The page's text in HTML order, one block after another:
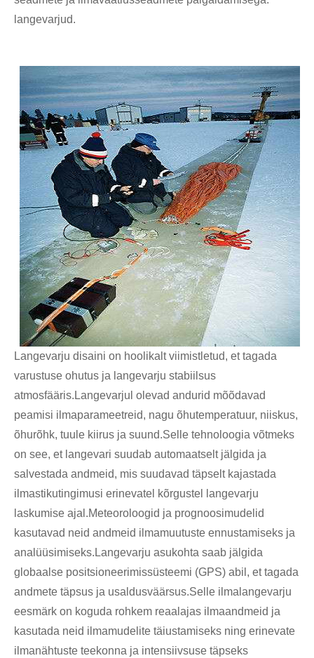
langevarjud.
Langevarju disaini on hoolikalt viimistletud, et tagada
varustuse ohutus ja langevarju stabiilsus
atmosfääris.Langevarjul olevad andurid mõõdavad
peamisi ilmaparameetreid, nagu õhutemperatuur, niiskus,
õhurõhk, tuule kiirus ja suund.Selle tehnoloogia võtmeks
on see, et langevari suudab automaatselt jälgida ja
salvestada andmeid, mis suudavad täpselt kajastada
ilmastikutingimusi erinevatel kõrgustel langevarju
laskumise ajal.Meteoroloogid ja prognoosimudelid
kasutavad neid andmeid ilmamuutuste ennustamiseks ja
analüüsimiseks.Langevarju asukohta saab jälgida
globaalse positsioneerimissüsteemi (GPS) abil, et tagada
andmete täpsus ja usaldusväärsus.Selle ilmalangevarju
eesmärk on koguda rohkem reaalajas ilmaandmeid ja
kasutada neid ilmamudelite täiustamiseks ning erinevate
ilmanähtuste teekonna ja intensiivsuse täpseks